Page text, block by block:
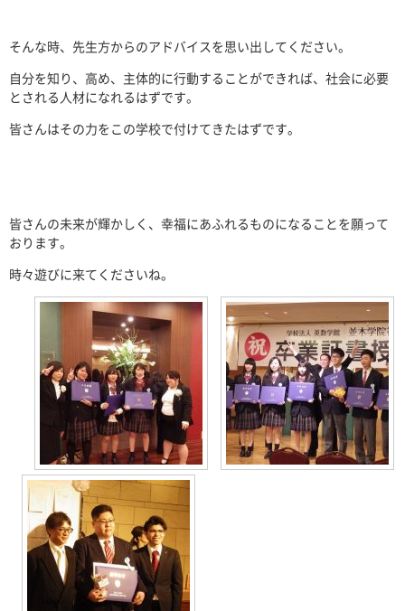
そんな時、先生方からのアドバイスを思い出してください。
自分を知り、高め、主体的に行動することができれば、社会に必要
とされる人材になれるはずです。
皆さんはその力をこの学校で付けてきたはずです。
皆さんの未来が輝かしく、幸福にあふれるものになることを願って
おります。
時々遊びに来てくださいね。